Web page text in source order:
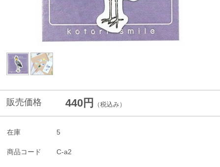
販売価格 440円 （税込み）
在庫 5
商品コード C-a2